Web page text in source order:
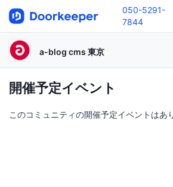
050-5291-
7844
a-blog cms 東京
開催予定イベント
このコミュニティの開催予定イベントはあ